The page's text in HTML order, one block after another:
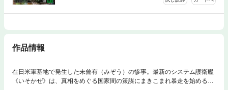
作品情報
在日米軍基地で発生した未曾有（みぞう）の惨事。最新のシステム護衛艦
《いそかぜ》は、真相をめぐる国家間の策謀にまきこまれ暴走を始める。